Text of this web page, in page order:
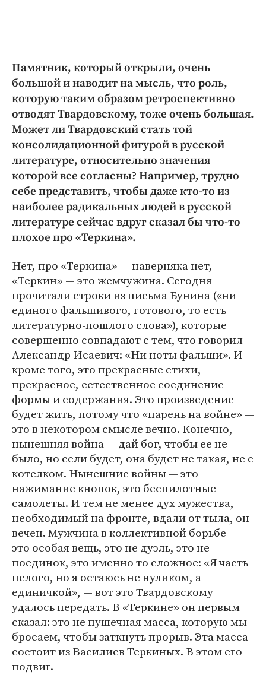
Памятник, который открыли, очень
большой и наводит на мысль, что роль,
которую таким образом ретроспективно
отводят Твардовскому, тоже очень большая.
Может ли Твардовский стать той
консолидационной фигурой в русской
литературе, относительно значения
которой все согласны? Например, трудно
себе представить, чтобы даже кто-то из
наиболее радикальных людей в русской
литературе сейчас вдруг сказал бы что-то
плохое про «Теркина».
Нет, про «Теркина» — наверняка нет,
«Теркин» — это жемчужина. Сегодня
прочитали строки из письма Бунина («ни
единого фальшивого, готового, то есть
литературно-пошлого слова»), которые
совершенно совпадают с тем, что говорил
Александр Исаевич: «Ни ноты фальши». И
кроме того, это прекрасные стихи,
прекрасное, естественное соединение
формы и содержания. Это произведение
будет жить, потому что «парень на войне» —
это в некотором смысле вечно. Конечно,
нынешняя война — дай бог, чтобы ее не
было, но если будет, она будет не такая, не с
котелком. Нынешние войны — это
нажимание кнопок, это беспилотные
самолеты. И тем не менее дух мужества,
необходимый на фронте, вдали от тыла, он
вечен. Мужчина в коллективной борьбе —
это особая вещь, это не дуэль, это не
поединок, это именно то сложное: «Я часть
целого, но я остаюсь не нуликом, а
единичкой», — вот это Твардовскому
удалось передать. В «Теркине» он первым
сказал: это не пушечная масса, которую мы
бросаем, чтобы заткнуть прорыв. Эта масса
состоит из Василиев Теркиных. В этом его
подвиг.